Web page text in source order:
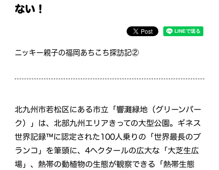
ない！
ニッキー親⼦の福岡あちこち探訪記②
北九州市若松区にある市立「響灘緑地（グリーンパー
ク）」は、北部九州エリアきっての大型公園。ギネス
世界記録™に認定された100人乗りの「世界最長のブ
ランコ」を筆頭に、4ヘクタールの広大な「大芝生広
場」、熱帯の動植物の生態が観察できる「熱帯生態